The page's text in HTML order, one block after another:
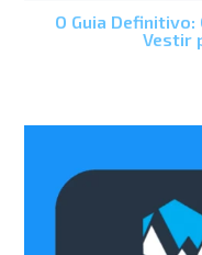
O Guia
Vestir